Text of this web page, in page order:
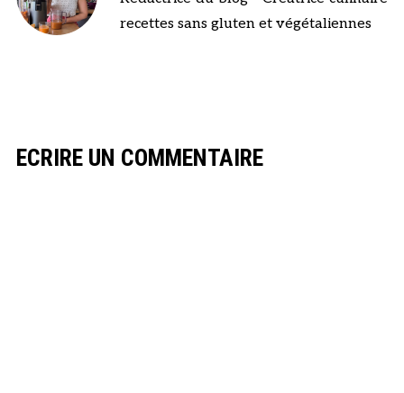
recettes sans gluten et végétaliennes
ECRIRE UN COMMENTAIRE